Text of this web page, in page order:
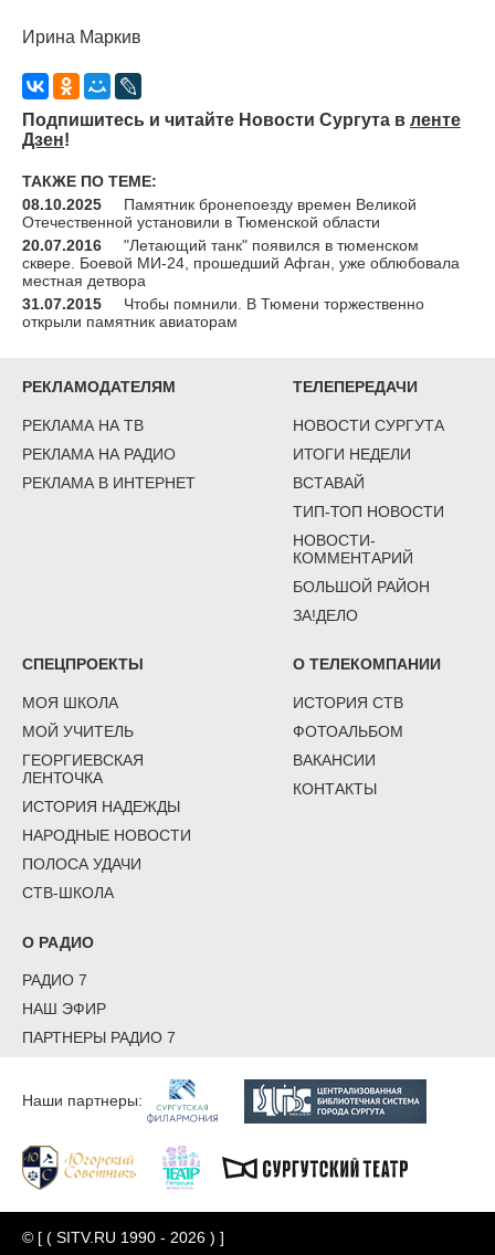
Ирина Маркив
Подпишитесь и читайте Новости Сургута в ленте
Дзен!
ТАКЖЕ ПО ТЕМЕ:
08.10.2025
Памятник бронепоезду времен Великой
Отечественной установили в Тюменской области
20.07.2016
"Летающий танк" появился в тюменском
сквере. Боевой МИ-24, прошедший Афган, уже облюбовала
местная детвора
31.07.2015
Чтобы помнили. В Тюмени торжественно
открыли памятник авиаторам
РЕКЛАМОДАТЕЛЯМ
РЕКЛАМА НА ТВ
РЕКЛАМА НА РАДИО
РЕКЛАМА В ИНТЕРНЕТ
ТЕЛЕПЕРЕДАЧИ
НОВОСТИ СУРГУТА
ИТОГИ НЕДЕЛИ
ВСТАВАЙ
ТИП-ТОП НОВОСТИ
НОВОСТИ-
КОММЕНТАРИЙ
БОЛЬШОЙ РАЙОН
ЗА!ДЕЛО
СПЕЦПРОЕКТЫ
МОЯ ШКОЛА
МОЙ УЧИТЕЛЬ
ГЕОРГИЕВСКАЯ
ЛЕНТОЧКА
ИСТОРИЯ НАДЕЖДЫ
НАРОДНЫЕ НОВОСТИ
ПОЛОСА УДАЧИ
СТВ-ШКОЛА
О ТЕЛЕКОМПАНИИ
ИСТОРИЯ СТВ
ФОТОАЛЬБОМ
ВАКАНСИИ
КОНТАКТЫ
О РАДИО
РАДИО 7
НАШ ЭФИР
ПАРТНЕРЫ РАДИО 7
Наши партнеры:
© [ ( SITV.RU 1990 - 2026 ) ]